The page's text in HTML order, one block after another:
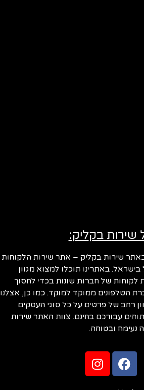
שירות בקליק:
שירות בקליק – אתר שירות הלקוחות
באתרינו תוכלו למצוא מגוון
לקוחות של חברות שונות בכדי לחסוך
הטלפונים ממוקד למוקד. כמו כן, אצלנו
רחב של פרטים על כל סוגי העסקים
עבורכם בחינם. צוות האתר שירות
נעימה ובטוחה.